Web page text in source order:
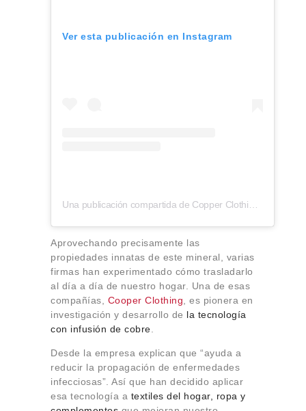
Ver esta publicación en Instagram
Una publicación compartida de Copper Clothing (@copperclothing)
Aprovechando precisamente las
propiedades innatas de este mineral, varias
firmas han experimentado cómo trasladarlo
al día a día de nuestro hogar. Una de esas
compañías, Cooper Clothing, es pionera en
investigación y desarrollo de la tecnología
con infusión de cobre.
Desde la empresa explican que “ayuda a
reducir la propagación de enfermedades
infecciosas”. Así que han decidido aplicar
esa tecnología a textiles del hogar, ropa y